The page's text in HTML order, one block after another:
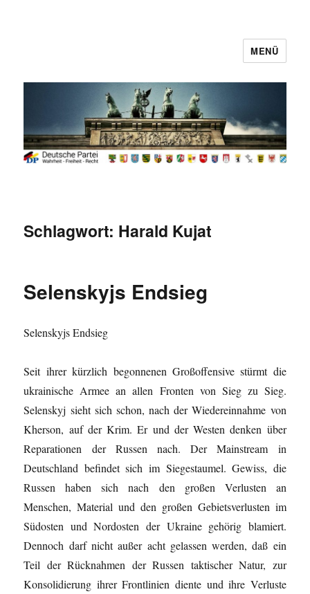
MENÜ
Schlagwort: Harald Kujat
Selenskyjs Endsieg
Selenskyjs Endsieg
Seit ihrer kürzlich begonnenen Großoffensive stürmt die
ukrainische Armee an allen Fronten von Sieg zu Sieg.
Selenskyj sieht sich schon, nach der Wiedereinnahme von
Kherson, auf der Krim. Er und der Westen denken über
Reparationen der Russen nach. Der Mainstream in
Deutschland befindet sich im Siegestaumel. Gewiss, die
Russen haben sich nach den großen Verlusten an
Menschen, Material und den großen Gebietsverlusten im
Südosten und Nordosten der Ukraine gehörig blamiert.
Dennoch darf nicht außer acht gelassen werden, daß ein
Teil der Rücknahmen der Russen taktischer Natur, zur
Konsolidierung ihrer Frontlinien diente und ihre Verluste